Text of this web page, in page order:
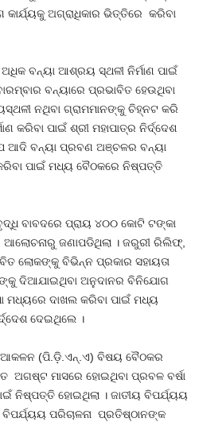
ଅଗ୍ରାଧିକାର ଭିତ୍ତିରେ କରିବା
ବନ୍ୟା ଆଶ୍ରୟ ସ୍ଥଳୀ ନିର୍ମାଣ ପାଇଁ
ବନ୍ୟାରେ ପ୍ରଭାବିତ ହେଉଥିବା
ନଥିବା ଗ୍ରାମମାନଙ୍କୁ ଚିହ୍ନଟ କରି
କରିବା ପାଇଁ ଶ୍ରୀ ମହାପାତ୍ର ନିର୍ଦ୍ଦେଶ
ଆଦି ବନ୍ୟା ପ୍ରବଣ ଅଞ୍ଚଳର ବନ୍ୟା
ପାଇଁ ମଧ୍ୟ ବୈଠକରେ ନିଷ୍ପତ୍ତି
ବାବଦରେ ପ୍ରାୟ ୪୦୦ କୋଟି ଟଙ୍କା
ଜଣାପଡିଥିଲା । ଜରୁରୀ ରିଲିଫ୍,
ଲୋକଙ୍କୁ ବିଭିନ୍ନ ପ୍ରକାର ସହାୟତା
ଦିଆଯାଇଥିବା ଅନୁଦାନର ବିନିଯୋଗ
ମଧ୍ୟରେ ଦାଖଲ କରିବା ପାଇଁ ମଧ୍ୟ
ଦେଇଥିଲେ ।
ଆକଳନ (ପି.ଡ଼ି.ଏନ୍.ଏ) ବିଷୟ ବୈଠକର
ଅଗଷ୍ଟ ମାସରେ ହୋଇଥିବା ପ୍ରବଳ ବର୍ଷା
ନିଷ୍ପତ୍ତି ହୋଇଥିଲା । ଜାତୀୟ ବିପର୍ଯ୍ୟୟ
ବିପର୍ଯ୍ୟୟ ପରିଚାଳନା ପ୍ରତିଷ୍ଠାନଙ୍କ